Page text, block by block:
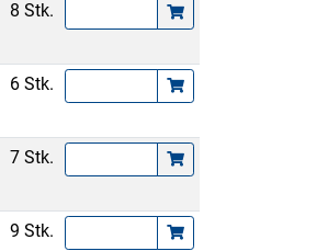
8 Stk.
6 Stk.
7 Stk.
9 Stk.